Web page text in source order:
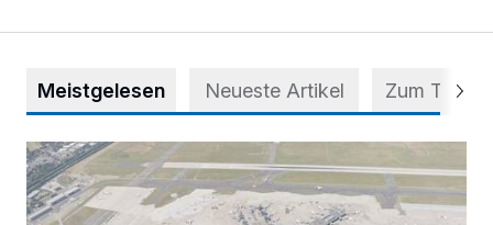
Meistgelesen Neueste Artikel Zum Thema
Vorsicht bei dubiosen „Park & Fly“-Anbietern